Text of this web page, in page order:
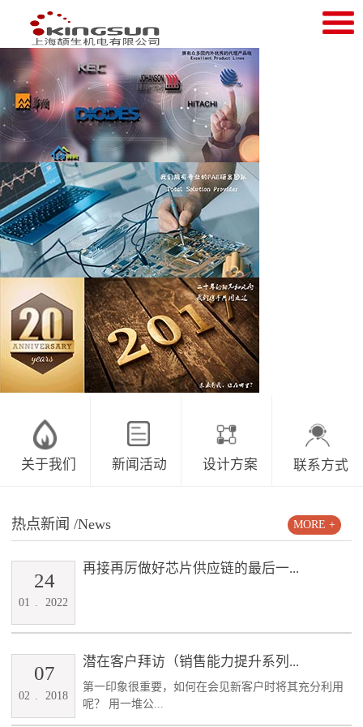
关于我们 新闻活动 设计方案 联系方式
热点新闻 /News
再接再厉做好芯片供应链的最后一...
01 . 2022
24
潜在客户拜访（销售能力提升系列...
第一印象很重要，如何在会见新客户时将其充分利用
呢？ 用一堆公...
02 2018
07
MORE +